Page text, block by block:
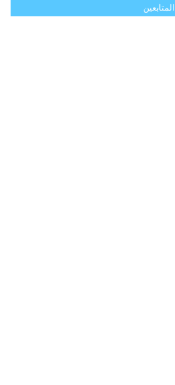
المتابعين